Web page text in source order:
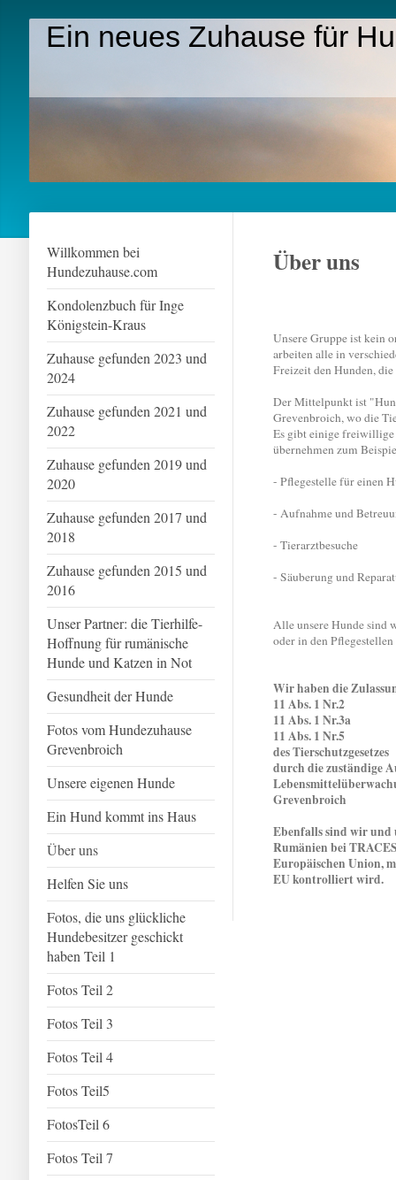
Ein neues Zuhause für
Willkommen bei
Hundezuhause.com
Kondolenzbuch für Inge
Königstein-Kraus
Zuhause gefunden 2023 und
2024
Zuhause gefunden 2021 und
2022
Zuhause gefunden 2019 und
2020
Zuhause gefunden 2017 und
2018
Zuhause gefunden 2015 und
2016
Unser Partner: die Tierhilfe-
Hoffnung für rumänische
Hunde und Katzen in Not
Gesundheit der Hunde
Fotos vom Hundezuhause
Grevenbroich
Unsere eigenen Hunde
Ein Hund kommt ins Haus
Über uns
Helfen Sie uns
Fotos, die uns glückliche
Hundebesitzer geschickt
haben Teil 1
Fotos Teil 2
Fotos Teil 3
Fotos Teil 4
Fotos Teil5
FotosTeil 6
Fotos Teil 7
Über uns
Unsere Gruppe ist kein
arbeiten alle in
Freizeit den Hunden,
Der Mittelpunkt ist
Grevenbroich, wo die
Es gibt einige freiwillige
übernehmen zum
- Pflegestelle für einen
- Aufnahme und
- Tierarztbesuche
- Säuberung und
Alle unsere Hunde sind
oder in den
Wir haben die
11 Abs. 1 Nr.2
11 Abs. 1 Nr.3a
11 Abs. 1 Nr.5
des Tierschutzgesetzes
durch die zuständige
Grevenbroich
Ebenfalls sind wir
Rumänien bei
Europäischen Union,
EU kontrolliert wird.